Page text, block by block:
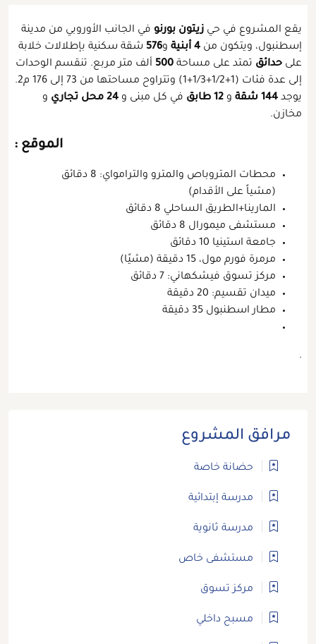
يقع المشروع في حي زيتون بورنو في الجانب الأوروبي من مدينة
إسطنبول، ويتكون من 4 أبنية و576 شقة سكنية بإطلالات خلابة
على حدائق تمتد على مساحة 500 ألف متر مربع. تنقسم الوحدات
إلى عدة فئات (1+1/2+1/3+1) وتتراوح مساحتها من 73 إلى 176 م2.
يوجد 144 شقة و 12 طابق في كل مبنى و 24 محل تجاري
و
مخازن.
الموقع :
محطات المتروباص والمترو والترامواي: 8 دقائق
(مشياً على الأقدام)
المارينا+الطريق الساحلي 8 دقائق
مستشفى ميمورال 8 دقائق
جامعة استينيا 10 دقائق
مرمرة فورم مول، 15 دقيقة (مشيًا)
مركز تسوق فيشكهاني: 7 دقائق
ميدان تقسيم: 20 دقيقة
مطار اسطنبول 35 دقيقة
.
مرافق المشروع
حضانة خاصة
مدرسة إبتدائية
مدرسة ثانوية
مستشفى خاص
مركز تسوق
مسبح داخلي